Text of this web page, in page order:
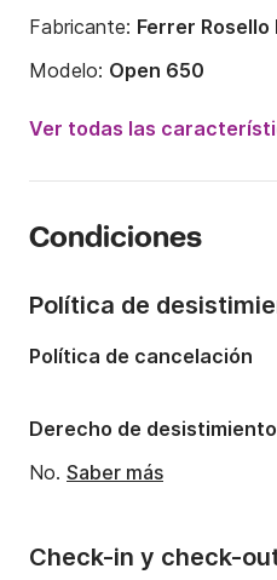
Fabricante: Ferrer Rosello
Modelo: Open 650
50CV
Capacidad a bordo:
Ver todas las
Condiciones
Check-in y check-
Política de
Política de cancelación
Derecho de
No. Saber más